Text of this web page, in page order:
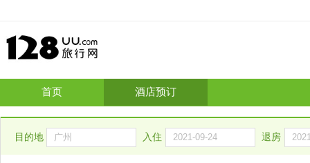
首页 酒店预订
目的地 入住 退房